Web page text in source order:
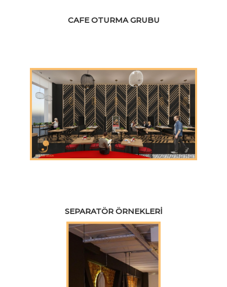
CAFE OTURMA GRUBU
SEPARATÖR ÖRNEKLERI